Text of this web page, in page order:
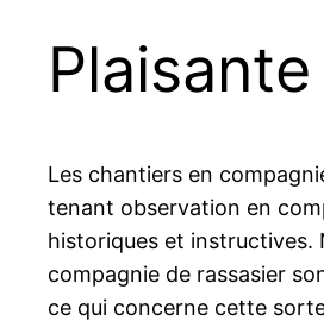
Les chantiers en
tenant observation en
historiques et instructives.
compagnie de rassasier
ce qui concerne cette